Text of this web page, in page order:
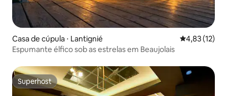
Casa de cúpula ⋅ Lantignié 4,83 de uma
4,83 (12)
Espumante élfico sob as estrelas em Beaujolais
Superhost
Superhost